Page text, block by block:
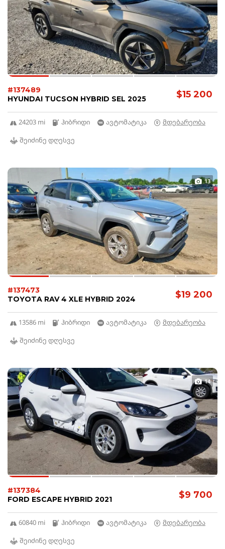
$15 200
#137489
HYUNDAI TUCSON HYBRID SEL 2025
24203 mi ჰიბრიდი ავტომატიკა
მდებარეობა
შეიძინე დღესვე
13
$19 200
#137473
TOYOTA RAV 4 XLE HYBRID 2024
13586 mi ჰიბრიდი ავტომატიკა
მდებარეობა
შეიძინე დღესვე
14
$9 700
#137384
FORD ESCAPE HYBRID 2021
60840 mi ჰიბრიდი ავტომატიკა
მდებარეობა
შეიძინე დღესვე